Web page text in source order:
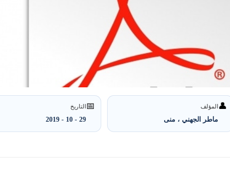
👤المؤلف
ماطر الجهني ، منى
📅التاريخ
29 - 10 - 2019